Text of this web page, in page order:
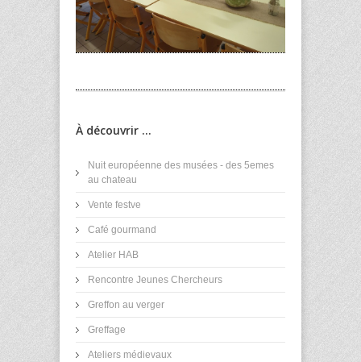
À découvrir ...
Nuit européenne des musées - des 5emes
au chateau
Vente festve
Café gourmand
Atelier HAB
Rencontre Jeunes Chercheurs
Greffon au verger
Greffage
Ateliers médievaux